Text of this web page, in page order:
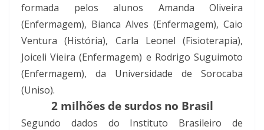
formada pelos alunos Amanda Oliveira
(Enfermagem), Bianca Alves (Enfermagem), Caio
Ventura (História), Carla Leonel (Fisioterapia),
Joiceli Vieira (Enfermagem) e Rodrigo Suguimoto
(Enfermagem), da Universidade de Sorocaba
(Uniso).
2 milhões de surdos no Brasil
Segundo dados do Instituto Brasileiro de